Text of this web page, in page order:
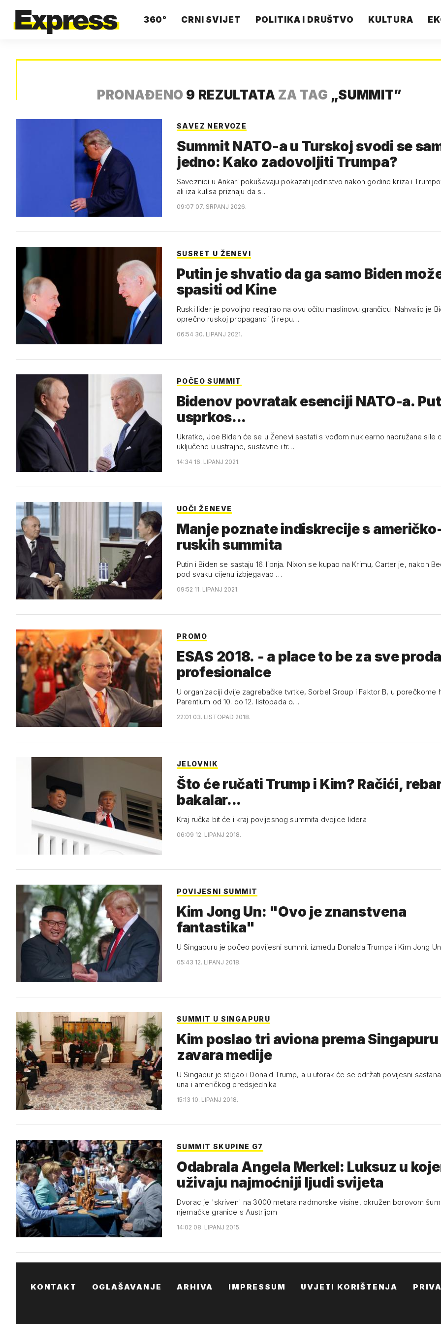
360° CRNI SVIJET POLITIKA I DRUŠTVO KULTURA
PRONAĐENO 9 REZULTATA ZA TAG „SUMMIT”
SAVEZ NERVOZE
Summit NATO-a u Turskoj svodi se
jedno: Kako zadovoljiti Trumpa?
Saveznici u Ankari pokušavaju pokazati jedinstvo nakon godine kriza i
ali iza kulisa priznaju da s…
09:07 07. SRPANJ 2026.
SUSRET U ŽENEVI
Putin je shvatio da ga samo Biden
spasiti od Kine
Ruski lider je povoljno reagirao na ovu očitu maslinovu grančicu. Nahvalio je
oprečno ruskoj propagandi (i repu…
06:54 30. LIPANJ 2021.
POČEO SUMMIT
Bidenov povratak esenciji NATO-a. Putinu
usprkos...
Ukratko, Joe Biden će se u Ženevi sastati s vođom nuklearno naoružane sile
uključene u ustrajne, sustavne i tr…
14:34 16. LIPANJ 2021.
UOČI ŽENEVE
Manje poznate indiskrecije s
ruskih summita
Putin i Biden se sastaju 16. lipnja. Nixon se kupao na Krimu, Carter je, nakon
pod svaku cijenu izbjegavao …
09:52 11. LIPANJ 2021.
PROMO
ESAS 2018. - a place to be za sve
profesionalce
U organizaciji dvije zagrebačke tvrtke, Sorbel Group i Faktor B, u porečkome
Parentium od 10. do 12. listopada o…
22:01 03. LISTOPAD 2018.
JELOVNIK
Što će ručati Trump i Kim? Račići,
bakalar...
Kraj ručka bit će i kraj povijesnog summita dvojice lidera
06:09 12. LIPANJ 2018.
POVIJESNI SUMMIT
Kim Jong Un: "Ovo je znanstvena
fantastika"
U Singapuru je počeo povijesni summit između Donalda Trumpa i Kim Jong
05:43 12. LIPANJ 2018.
SUMMIT U SINGAPURU
Kim poslao tri aviona prema Singapuru
zavara medije
U Singapur je stigao i Donald Trump, a u utorak će se održati povijesni
una i američkog predsjednika
15:13 10. LIPANJ 2018.
SUMMIT SKUPINE G7
Odabrala Angela Merkel: Luksuz u
uživaju najmoćniji ljudi svijeta
Dvorac je 'skriven' na 3000 metara nadmorske visine, okružen borovom
njemačke granice s Austrijom
14:02 08. LIPANJ 2015.
KONTAKT OGLAŠAVANJE ARHIVA IMPRESSUM UVJETI KORIŠTENJA